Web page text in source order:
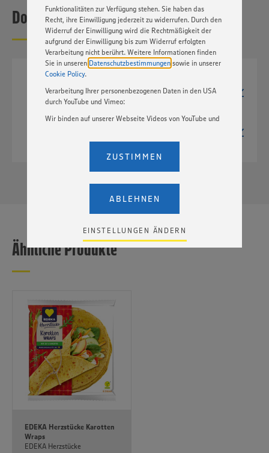
Funktionalitäten zur Verfügung stehen. Sie haben das
Recht, ihre Einwilligung jederzeit zu widerrufen. Durch den
Widerruf der Einwilligung wird die Rechtmäßigkeit der
aufgrund der Einwilligung bis zum Widerruf erfolgten
Verarbeitung nicht berührt. Weitere Informationen finden
Sie in unseren Datenschutzbestimmungen sowie in unserer
Cookie Policy.
Verarbeitung Ihrer personenbezogenen Daten in den USA
durch YouTube und Vimeo:
Wir binden auf unserer Webseite Videos von YouTube und
Einstellungen bezüglich YouTube und Vimeo zu ändern,
ein, dass Ihre Daten (IP-Adresse, Zeitstempel, ggf.
Nutzerverhalten auf unserer Webseite) an die Anbieter der
Dienste YouTube und Vimeo in den USA übermittelt und
dort verarbeitet werden. Der EuGH sieht die USA als Land
mit einem nach europäischen Standards nicht
angemessenen Datenschutzniveau an. Es besteht das
Risiko eines Zugriffs durch US-amerikanische Behörden.
genannten Dienste Ihre Daten verarbeiten. Weitere
EINSTELLUNGEN ÄNDERN
ABLEHNEN
ZUSTIMMEN
Downloads
523px x 600px
451 kB
TIF
15,1 MB
Ähnliche Produkte
EDEKA Herzstücke Karotten
Wraps
EDEKA Herzstücke